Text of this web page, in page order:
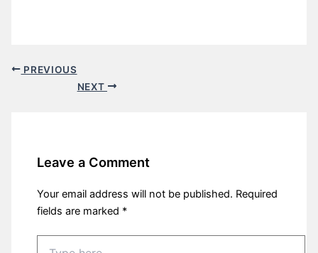
PREVIOUS
NEXT
Leave a Comment
Your email address will not be published. Required
fields are marked *